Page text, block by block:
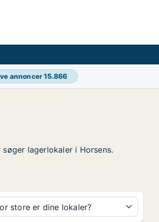
annoncer15.866
lagerlokaler i Horsens.
store er dine lokaler?